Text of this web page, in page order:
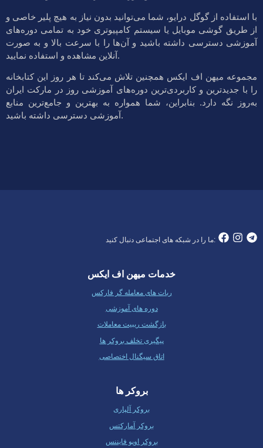
با استفاده از گوگل درایو، شما می‌توانید بدون نیاز به هیچ پلیر خاصی و
از طریق گوشی موبایل یا سیستم کامپیوتری خود به تمامی دوره‌های
آموزشی دسترسی داشته باشید و آن‌ها را با سرعت بالا و به صورت
آنلاین مشاهده و استفاده نمایید.
مجموعه میهن اف ایکس همچنین تلاش می‌کند تا هر روز این کتابخانه
را با جدیدترین و کاربردی‌ترین دوره‌های آموزشی روز در مارکت ایران
به‌روز نگه دارد. بنابراین، شما همواره به بهترین و جامع‌ترین منابع
آموزشی دسترسی داشته باشید.
ما را در شبکه های اجتماعی دنبال کنید:
خدمات میهن اف ایکس
ربات های معامله گر فارکس
دوره های آموزشی
بازگشت ریبیت معاملات
پیگیری تخلف بروکر ها
اتاق سیگنال اختصاصی
بروکر ها
بروکر آلپاری
بروکر آمارکتس
بروکر اوپو فایننس